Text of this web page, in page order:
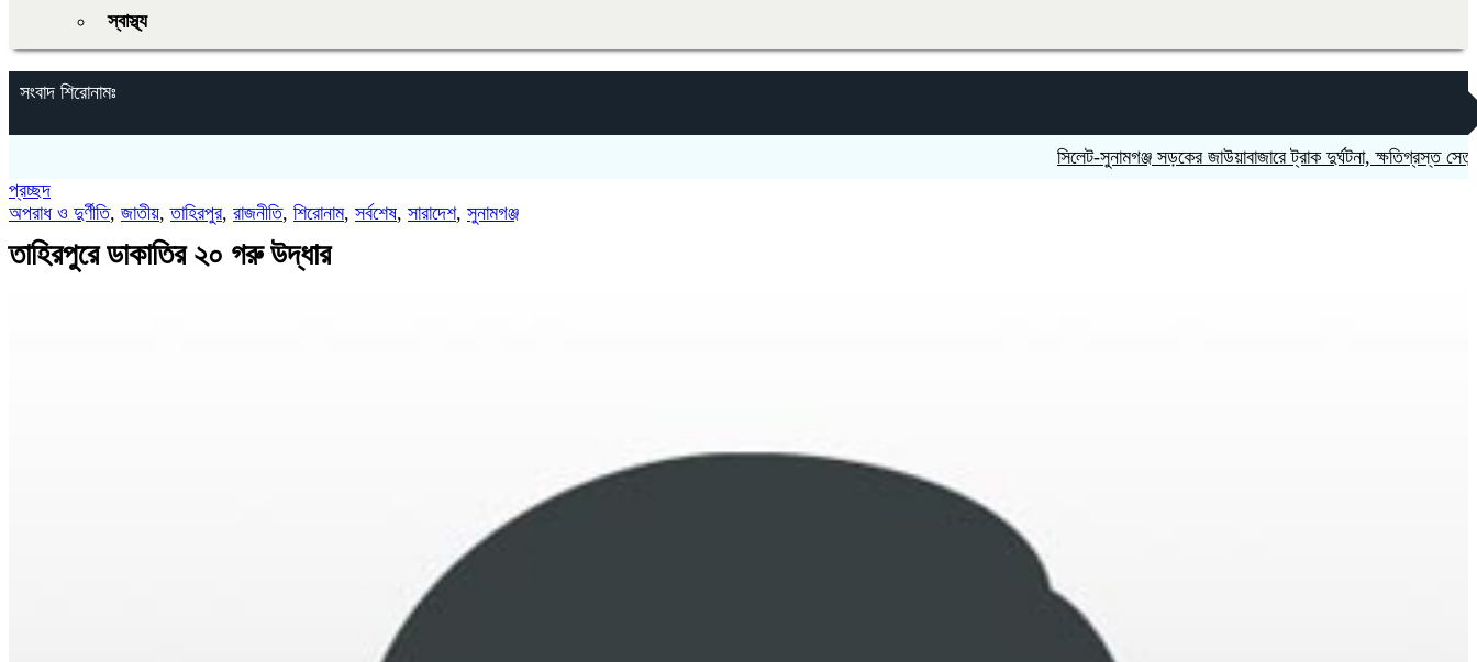
স্বাস্থ্য
সংবাদ শিরোনামঃ
‎সিলেট-সুনামগঞ্জ সড়কের জাউয়াবাজারে ট্রাক দুর্ঘটনা, ক্ষতিগ্রস্ত সেতু
প্রচ্ছদ
অপরাধ ও দুর্ণীতি, জাতীয়,তাহিরপুর, রাজনীতি, শিরোনাম, সর্বশেষ, সারাদেশ, সুনামগঞ্জ
তাহিরপুরে ডাকাতির ২০ গরু উদ্ধার